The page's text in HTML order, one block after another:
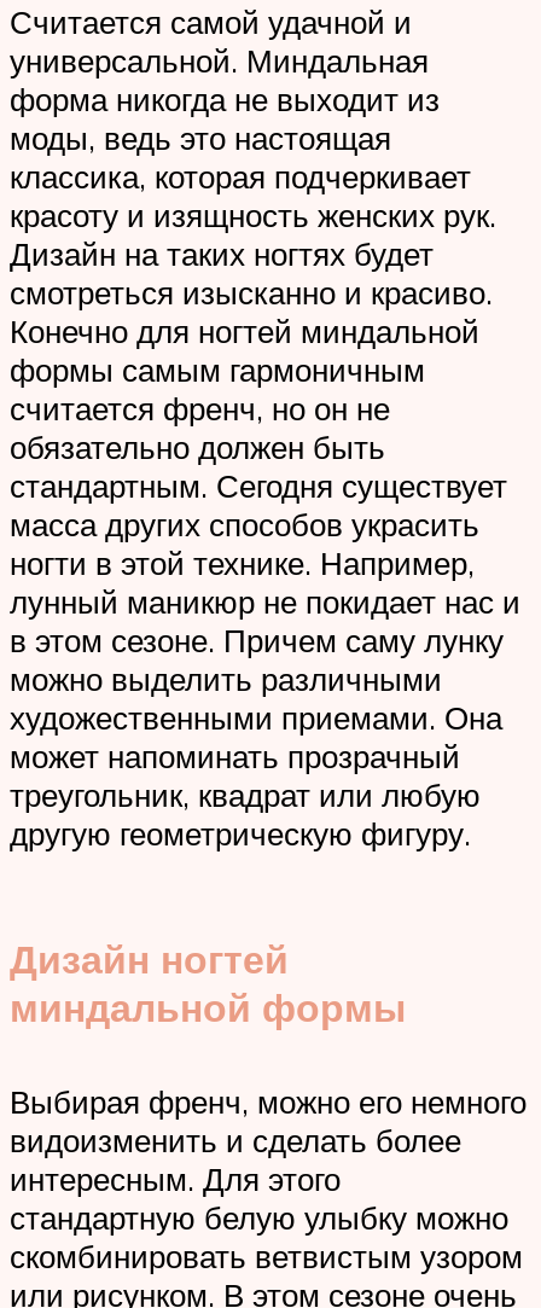
Считается самой удачной и
универсальной. Миндальная
форма никогда не выходит из
моды, ведь это настоящая
классика, которая подчеркивает
красоту и изящность женских рук.
Дизайн на таких ногтях будет
смотреться изысканно и красиво.
Конечно для ногтей миндальной
формы самым гармоничным
считается френч, но он не
обязательно должен быть
стандартным. Сегодня существует
масса других способов украсить
ногти в этой технике. Например,
лунный маникюр не покидает нас и
в этом сезоне. Причем саму лунку
можно выделить различными
художественными приемами. Она
может напоминать прозрачный
треугольник, квадрат или любую
другую геометрическую фигуру.
Дизайн ногтей
миндальной формы
Выбирая френч, можно его немного
видоизменить и сделать более
интересным. Для этого
стандартную белую улыбку можно
скомбинировать ветвистым узором
или рисунком. В этом сезоне очень